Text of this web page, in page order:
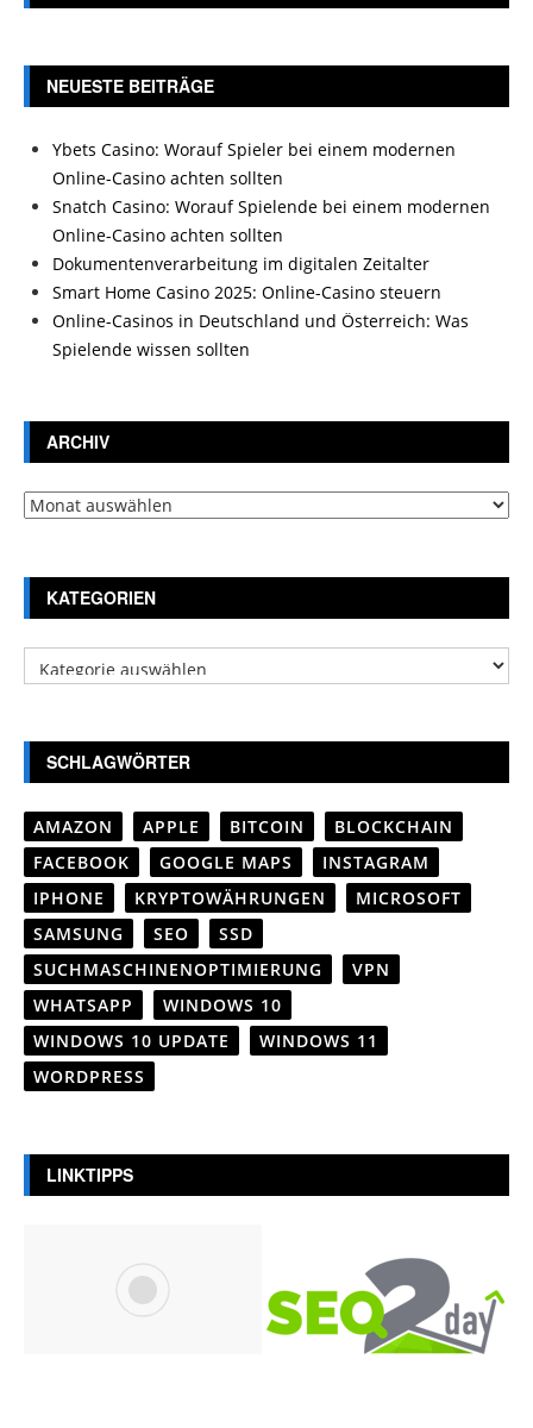
NEUESTE BEITRÄGE
Ybets Casino: Worauf Spieler bei einem modernen
Online-Casino achten sollten
Snatch Casino: Worauf Spielende bei einem modernen
Online-Casino achten sollten
Dokumentenverarbeitung im digitalen Zeitalter
Smart Home Casino 2025: Online-Casino steuern
Online-Casinos in Deutschland und Österreich: Was
Spielende wissen sollten
ARCHIV
Archiv
KATEGORIEN
Kategorien
SCHLAGWÖRTER
AMAZON APPLE BITCOIN
BLOCKCHAIN
FACEBOOK
GOOGLE MAPS
INSTAGRAM
IPHONE
KRYPTOWÄHRUNGEN
MICROSOFT
SAMSUNG
SEO
SSD
SUCHMASCHINENOPTIMIERUNG
VPN
WHATSAPP
WINDOWS 10
WINDOWS 10 UPDATE
WINDOWS 11
WORDPRESS
LINKTIPPS